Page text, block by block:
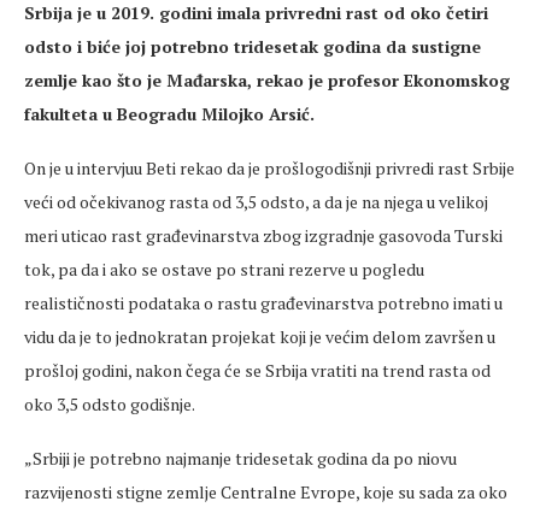
Srbija je u 2019. godini imala privredni rast od oko četiri
odsto i biće joj potrebno tridesetak godina da sustigne
zemlje kao što je Mađarska, rekao je profesor Ekonomskog
fakulteta u Beogradu Milojko Arsić.
On je u intervjuu Beti rekao da je prošlogodišnji privredi rast Srbije
veći od očekivanog rasta od 3,5 odsto, a da je na njega u velikoj
meri uticao rast građevinarstva zbog izgradnje gasovoda Turski
tok, pa da i ako se ostave po strani rezerve u pogledu
realističnosti podataka o rastu građevinarstva potrebno imati u
vidu da je to jednokratan projekat koji je većim delom završen u
prošloj godini, nakon čega će se Srbija vratiti na trend rasta od
oko 3,5 odsto godišnje.
„Srbiji je potrebno najmanje tridesetak godina da po niovu
razvijenosti stigne zemlje Centralne Evrope, koje su sada za oko